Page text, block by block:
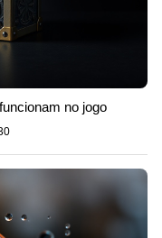
no jogo